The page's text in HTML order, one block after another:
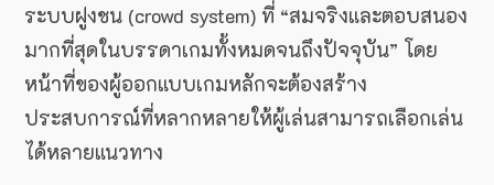
ระบบฝูงชน (crowd system) ที่ “สมจริงและตอบสนอง
มากที่สุดในบรรดาเกมทั้งหมดจนถึงปัจจุบัน” โดย
หน้าที่ของผู้ออกแบบเกมหลักจะต้องสร้าง
ประสบการณ์ที่หลากหลายให้ผู้เล่นสามารถเลือกเล่น
ได้หลายแนวทาง